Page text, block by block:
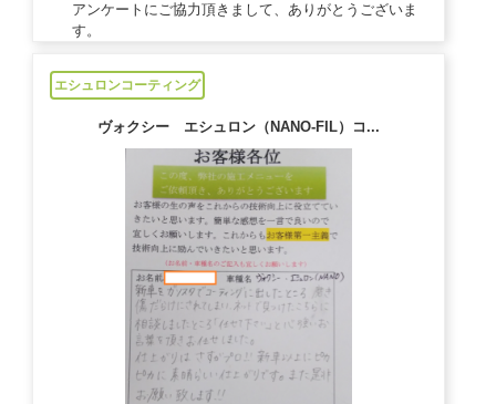
アンケートにご協力頂きまして、ありがとうございま
す。
エシュロンコーティング
ヴォクシー エシュロン（NANO-FIL）コ...